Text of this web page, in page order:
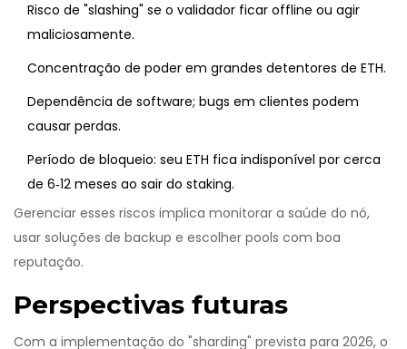
Risco de "slashing" se o validador ficar offline ou agir
maliciosamente.
Concentração de poder em grandes detentores de ETH.
Dependência de software; bugs em clientes podem
causar perdas.
Período de bloqueio: seu ETH fica indisponível por cerca
de 6‑12 meses ao sair do staking.
Gerenciar esses riscos implica monitorar a saúde do nó,
usar soluções de backup e escolher pools com boa
reputação.
Perspectivas futuras
Com a implementação do "sharding" prevista para 2026, o